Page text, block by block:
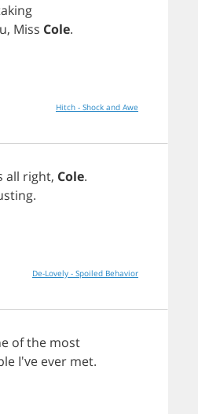
, Miss Cole.
Hitch - Shock and Awe
all right, Cole.
.
De-Lovely - Spoiled Behavior
ofthe most
I've ever met.